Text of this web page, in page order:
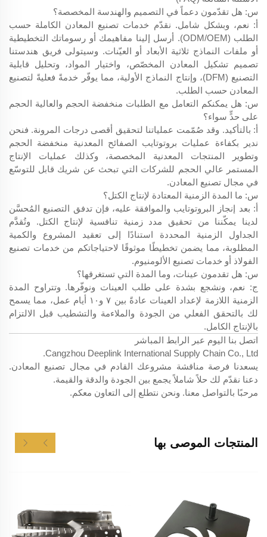
س: هل تقدّمون دعماً في التصميم والهندسة المخصصة؟
أ: نعم، وبشكل شامل. نقدّم خدمات تصنيع المعادن الكاملة حسب
الطلب (ODM/OEM). أرسل إلينا مفاهيمك أو رسوماتك التخطيطية
أو ملفات النماذج ثلاثية الأبعاد أو العيّنات. وسيتولى فريق هندستنا
تصميم تشكيل المعادن المخصّص، واختيار المواد، وتحليل قابلية
التصنيع (DFM)، وإنتاج النماذج الأولية، مما يوفّر خدمةً فعليةً لتصنيع
المعادن حسب الطلب.
س: هل يمكنكم التعامل مع الطلبات منخفضة الحجم والعالية الحجم
على حدٍّ سواء؟
أ: بالتأكيد. وقد صُمّمت عملياتنا لتحقيق أقصى درجات المرونة. فنحن
ندير بكفاءة عمليات بروتوتايب الصفائح المعدنية منخفضة الحجم
وتطوير المنتجات المعدنية المخصصة، وكذلك عمليات الإنتاج
المستمر عالي الحجم للشركات التي تبحث عن شريك قابل للتوسّع
في مجال تصنيع المعادن.
س: ما المدة الزمنية المعتادة لإنتاج الكتل؟
أ: بعد إنجاز البروتوتايب والموافقة عليه، فإن تدفق التصنيع المُحسَّن
لدينا يمكّننا من تحقيق مدد زمنية تنافسية لإنتاج الكتل. وتُقدَّم
الجداول الزمنية المحددة استنادًا إلى تعقيد المشروع والكمية
المطلوبة، مما يضمن تخطيطًا موثوقًا لاحتياجاتكم من خدمات تصنيع
الفولاذ أو خدمات تصنيع الألومنيوم.
س: هل تقدمون عينات، وما المدة التي تستغرقها؟
ج: نعم، ونشجع بشدة على طلب العينات ونوفّرها. وتتراوح المدة
الزمنية اللازمة لإعداد العينات عادةً بين ٧ و١٠ أيام عمل، مما يسمح
لك بالتحقق الفعلي من الجودة والملاءمة والتشطيب قبل الالتزام
بالإنتاج الكامل.
اتصل بنا اليوم عبر الرابط المباشر
Cangzhou Deeplink International Supply Chain Co., Ltd.
يسعدنا فرصة مناقشة مشروعك القادم في مجال تصنيع المعادن.
دعنا نقدّم لك حلاً شاملاً يجمع بين الجودة والدقة والقيمة.
مرحبًا بالتواصل معنا. ونحن نتطلع إلى التعاون معكم.
المنتجات الموصى بها